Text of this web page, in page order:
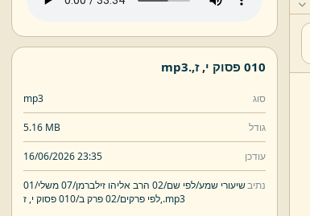
010 פסוק י, ז,.
mp3
סוג mp3
גודל 5.16 MB
עודכן 16/06/2026 23:35
נתיבשיעורי שמע/לפי שם/02 הרב אליהו זילברמן/ 07 משלי/
01
לפי פרקים/02 פרק ב/ 010 פסוק י, ז,.mp3